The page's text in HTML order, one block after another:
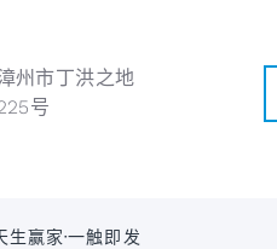
州市丁洪之地
号
生赢家·一触即发